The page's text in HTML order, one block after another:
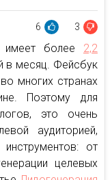
6 3
имеет более 2,2
в месяц. Фейсбук
многих странах
Поэтому для
это очень
аудиторией,
от
целевых